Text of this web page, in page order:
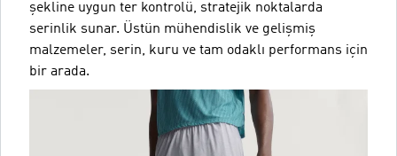
şekline uygun ter kontrolü, stratejik noktalarda
serinlik sunar. Üstün mühendislik ve gelişmiş
malzemeler, serin, kuru ve tam odaklı performans için
bir arada.